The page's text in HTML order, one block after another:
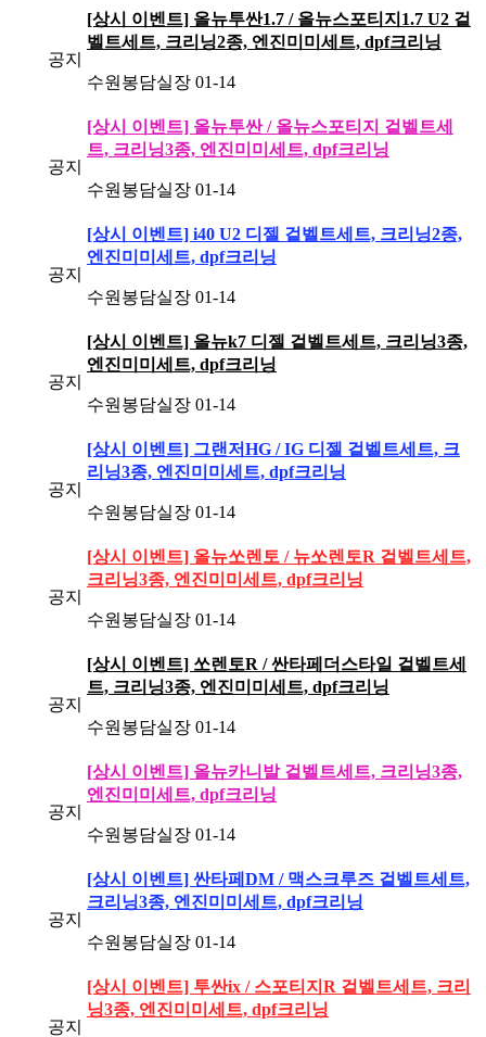
공지
[상시 이벤트] 올뉴투싼1.7 / 올뉴스포티지1.7 U2 겉
벨트세트, 크리닝2종, 엔진미미세트, dpf크리닝
수원봉담실장 01-14
공지
[상시 이벤트] 올뉴투싼 / 올뉴스포티지 겉벨트세
트, 크리닝3종, 엔진미미세트, dpf크리닝
수원봉담실장 01-14
공지
[상시 이벤트] i40 U2 디젤 겉벨트세트, 크리닝2종,
엔진미미세트, dpf크리닝
수원봉담실장 01-14
공지
[상시 이벤트] 올뉴k7 디젤 겉벨트세트, 크리닝3종,
엔진미미세트, dpf크리닝
수원봉담실장 01-14
공지
[상시 이벤트] 그랜저HG / IG 디젤 겉벨트세트, 크
리닝3종, 엔진미미세트, dpf크리닝
수원봉담실장 01-14
공지
[상시 이벤트] 올뉴쏘렌토 / 뉴쏘렌토R 겉벨트세트,
크리닝3종, 엔진미미세트, dpf크리닝
수원봉담실장 01-14
공지
[상시 이벤트] 쏘렌토R / 싼타페더스타일 겉벨트세
트, 크리닝3종, 엔진미미세트, dpf크리닝
수원봉담실장 01-14
공지
[상시 이벤트] 올뉴카니발 겉벨트세트, 크리닝3종,
엔진미미세트, dpf크리닝
수원봉담실장 01-14
공지
[상시 이벤트] 싼타페DM / 맥스크루즈 겉벨트세트,
크리닝3종, 엔진미미세트, dpf크리닝
수원봉담실장 01-14
공지
[상시 이벤트] 투싼ix / 스포티지R 겉벨트세트, 크리
닝3종, 엔진미미세트, dpf크리닝